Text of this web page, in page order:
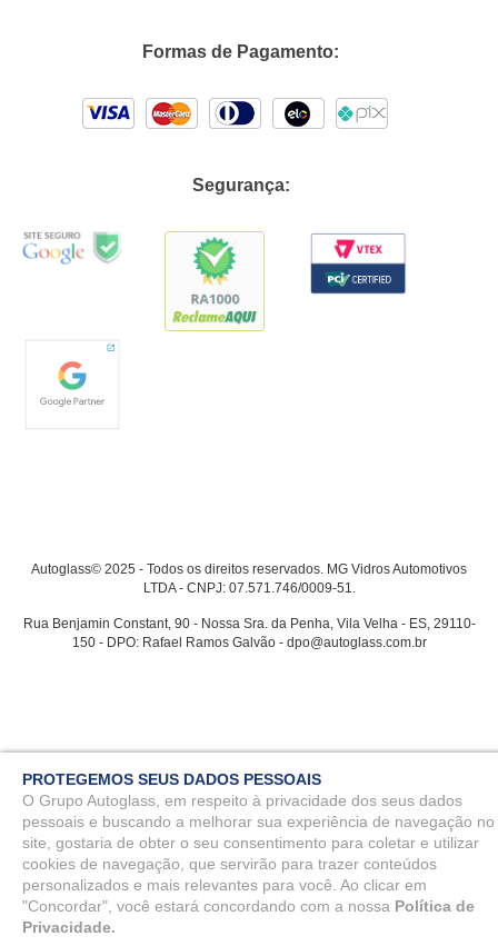
Formas de Pagamento:
Segurança:
Autoglass© 2025 - Todos os direitos reservados. MG Vidros Automotivos
LTDA - CNPJ: 07.571.746/0009-51.
Rua Benjamin Constant, 90 - Nossa Sra. da Penha, Vila Velha - ES, 29110-
150 - DPO: Rafael Ramos Galvão - dpo@autoglass.com.br
PROTEGEMOS SEUS DADOS PESSOAIS
O Grupo Autoglass, em respeito à privacidade dos seus dados
pessoais e buscando a melhorar sua experiência de navegação no
site, gostaria de obter o seu consentimento para coletar e utilizar
cookies de navegação, que servirão para trazer conteúdos
personalizados e mais relevantes para você. Ao clicar em
"Concordar", você estará concordando com a nossa Política de
Privacidade.